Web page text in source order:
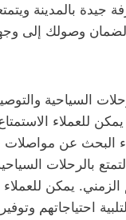
جيدة بالمدينة
لضمان وصولك إلى
السياحية
للعملاء
البحث عن مواصلات
التمتع بالرحلات
يمكن للعملاء
احتياجاتهم